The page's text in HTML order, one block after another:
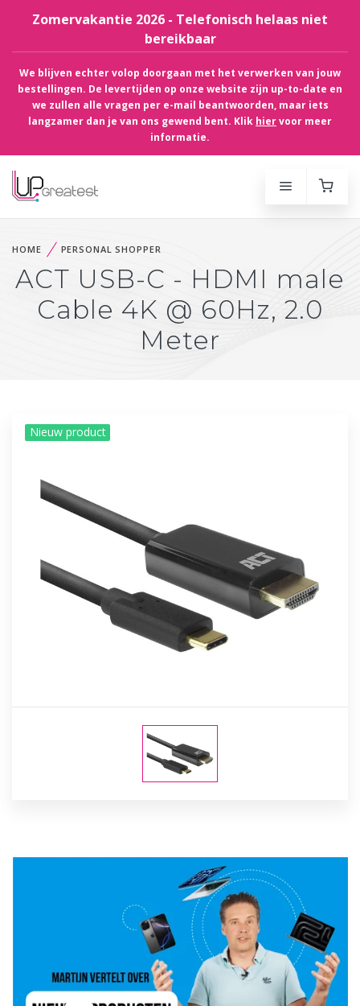
Zomervakantie 2026 - Telefonisch helaas niet
bereikbaar
We blijven echter volop doorgaan met het verwerken van jouw
bestellingen. De levertijden op onze website zijn up-to-date en
we zullen alle vragen per e-mail beantwoorden, maar iets
langzamer dan je van ons gewend bent. Klik hiervoor meer
informatie.
HOME PERSONAL SHOPPER
ACT USB-C - HDMI male
Cable 4K @ 60Hz, 2.0
Meter
Nieuw product